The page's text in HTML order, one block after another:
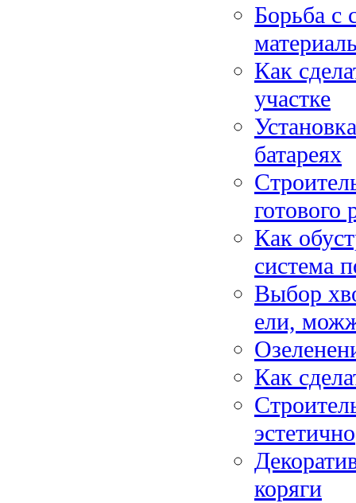
Борьба с
Как
участке
батареях
готового
Как
система
Выбор
ели,
Как
эстетично
коряги